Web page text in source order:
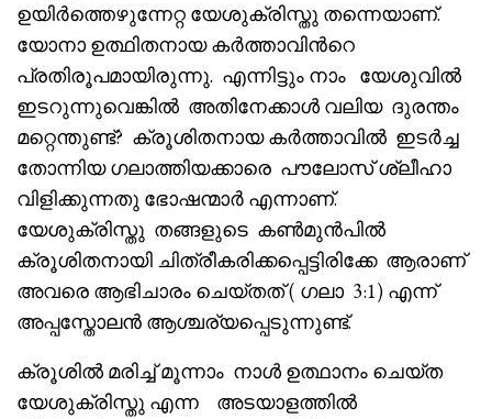
ഉയിർത്തെഴുന്നേറ്റ യേശുക്രിസ്തു തന്നെയാണ്.
യോനാ ഉത്ഥിതനായ കർത്താവിൻറെ
പ്രതിരൂപമായിരുന്നു. എന്നിട്ടും നാം യേശുവിൽ
ഇടറുന്നുവെങ്കിൽ അതിനേക്കാൾ വലിയ ദുരന്തം
മറ്റെന്തുണ്ട്? ക്രൂശിതനായ കർത്താവിൽ ഇടർച്ച
തോന്നിയ ഗലാത്തിയക്കാരെ പൗലോസ് ശ്ലീഹാ
വിളിക്കുന്നതു ഭോഷന്മാർ എന്നാണ്.
യേശുക്രിസ്തു തങ്ങളുടെ കൺമുൻപിൽ
ക്രൂശിതനായി ചിത്രീകരിക്കപ്പെട്ടിരിക്കേ ആരാണ്
അവരെ ആഭിചാരം ചെയ്തത് ( ഗലാ 3:1) എന്ന്
അപ്പസ്തോലൻ ആശ്ചര്യപ്പെടുന്നുണ്ട്.
ക്രൂശിൽ മരിച്ച് മൂന്നാം നാൾ ഉത്ഥാനം ചെയ്ത
യേശുക്രിസ്തു എന്ന അടയാളത്തിൽ